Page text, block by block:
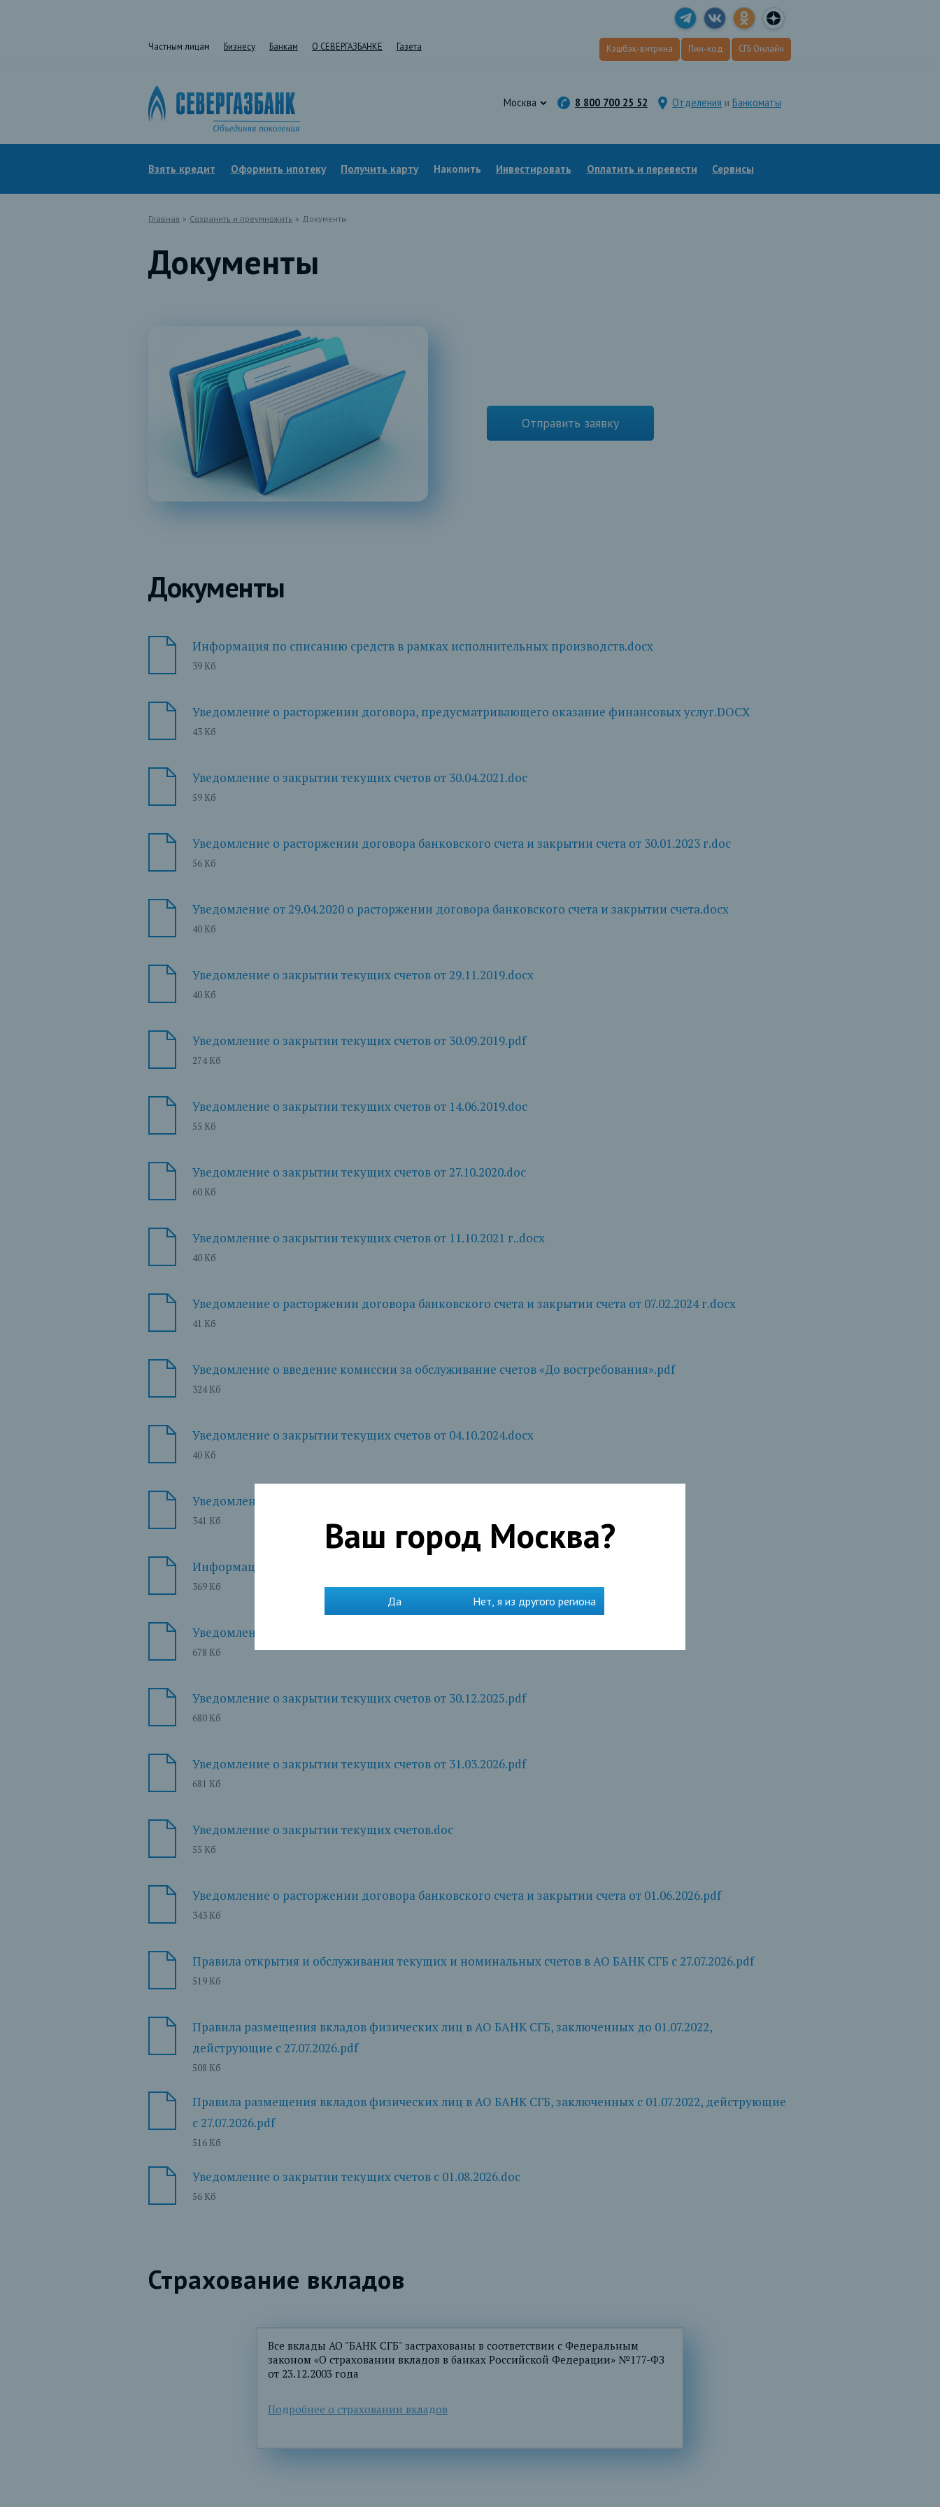
Частным лицам Бизнесу Банкам О СЕВЕРГАЗБАНКЕ Газета Кэшбэк-витрина Пин-код СГБ Онлайн
Москва 8 800 700 25 52 Отделения и Банкоматы
Взять кредит Оформить ипотеку Получить карту Накопить Инвестировать Оплатить и перевести Сервисы
Главная » Сохранить и преумножить » Документы
Документы
Отправить заявку
Документы
Информация по списанию средств в рамках исполнительных производств.docx
39 Кб
Уведомление о расторжении договора, предусматривающего оказание финансовых услуг.DOCX
43 Кб
Уведомление о закрытии текущих счетов от 30.04.2021.doc
59 Кб
Уведомление о расторжении договора банковского счета и закрытии счета от 30.01.2023 г.doc
56 Кб
Уведомление от 29.04.2020 о расторжении договора банковского счета и закрытии счета.docx
40 Кб
Уведомление о закрытии текущих счетов от 29.11.2019.docx
40 Кб
Уведомление о закрытии текущих счетов от 30.09.2019.pdf
274 Кб
Уведомление о закрытии текущих счетов от 14.06.2019.doc
55 Кб
Уведомление о закрытии текущих счетов от 27.10.2020.doc
60 Кб
Уведомление о закрытии текущих счетов от 11.10.2021 г..docx
40 Кб
Уведомление о расторжении договора банковского счета и закрытии счета от 07.02.2024 г.docx
41 Кб
Уведомление о введение комиссии за обслуживание счетов «До востребования».pdf
324 Кб
Уведомление о закрытии текущих счетов от 04.10.2024.docx
40 Кб
Уведомление о закрытии текущих счетов от 05.03.2025.pdf
341 Кб
Информация о праве клиента - физического лица наделить лицо статусом упо....pdf
369 Кб
Уведомление о закрытии текущих счетов от 30.09.2025.pdf
678 Кб
Уведомление о закрытии текущих счетов от 30.12.2025.pdf
680 Кб
Уведомление о закрытии текущих счетов от 31.03.2026.pdf
681 Кб
Уведомление о закрытии текущих счетов.doc
55 Кб
Уведомление о расторжении договора банковского счета и закрытии счета от 01.06.2026.pdf
343 Кб
Правила открытия и обслуживания текущих и номинальных счетов в АО БАНК СГБ с 27.07.2026.pdf
519 Кб
Правила размещения вкладов физических лиц в АО БАНК СГБ, заключенных до 01.07.2022,
дейструющие с 27.07.2026.pdf
508 Кб
Правила размещения вкладов физических лиц в АО БАНК СГБ, заключенных с 01.07.2022, дейструющие
с 27.07.2026.pdf
516 Кб
Уведомление о закрытии текущих счетов с 01.08.2026.doc
56 Кб
Страхование вкладов
Все вклады АО "БАНК СГБ" застрахованы в соответствии с Федеральным
законом «О страховании вкладов в банках Российской Федерации» №177-ФЗ
от 23.12.2003 года
Подробнее о страховании вкладов
Ваш город Москва?
Да Нет, я из другого региона